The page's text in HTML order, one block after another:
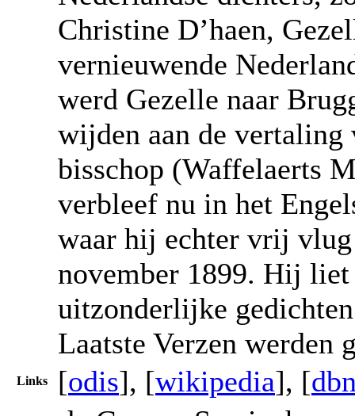
Christine D’haen,
vernieuwende
werd Gezelle naar
wijden aan de
bisschop (Waffelaerts
verbleef nu in het
waar hij echter vrij
november 1899. Hij
uitzonderlijke
Laatste Verzen werden
Links [odis], [wikipedia], [